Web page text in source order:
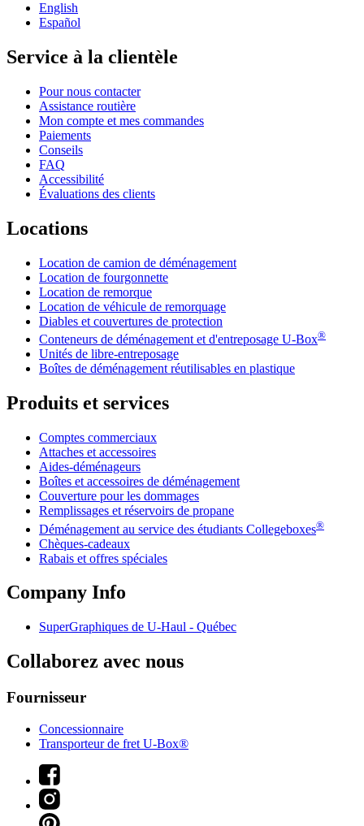
English
Español
Service à la clientèle
Pour nous contacter
Assistance routière
Mon compte et mes commandes
Paiements
Conseils
FAQ
Accessibilité
Évaluations des clients
Locations
Location de camion de déménagement
Location de fourgonnette
Location de remorque
Location de véhicule de remorquage
Diables et couvertures de protection
Conteneurs de déménagement et d'entreposage U-Box®
Unités de libre-entreposage
Boîtes de déménagement réutilisables en plastique
Produits et services
Comptes commerciaux
Attaches et accessoires
Aides-déménageurs
Boîtes et accessoires de déménagement
Couverture pour les dommages
Remplissages et réservoirs de propane
Déménagement au service des étudiants Collegeboxes®
Chèques-cadeaux
Rabais et offres spéciales
Company Info
SuperGraphiques de U-Haul - Québec
Collaborez avec nous
Fournisseur
Concessionnaire
Transporteur de fret U-Box®